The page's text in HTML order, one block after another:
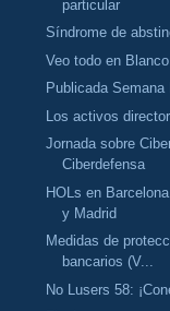
particular
Síndrome de
Veo todo en
Publicada Semana
Los activos
Jornada sobre
Ciberdefensa
HOLs en
y Madrid
Medidas de
bancarios (V...
No Lusers 58: